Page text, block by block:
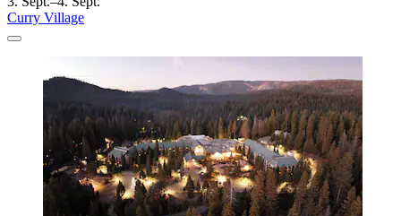
Curry Village